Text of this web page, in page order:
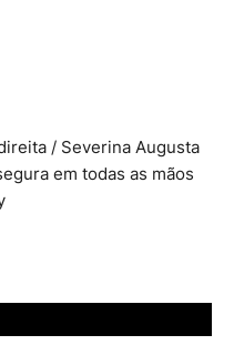
/ Severina Augusta
em todas as mãos